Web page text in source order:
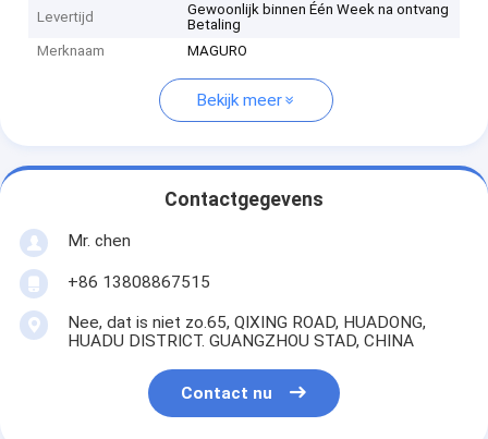
Levertijd
Gewoonlijk binnen Één Week na ontvang
Betaling
Merknaam
MAGURO
Bekijk meer
Contactgegevens
Mr. chen
+86 13808867515
Nee, dat is niet zo.65, QIXING ROAD, HUADONG,
HUADU DISTRICT. GUANGZHOU STAD, CHINA
Contact nu